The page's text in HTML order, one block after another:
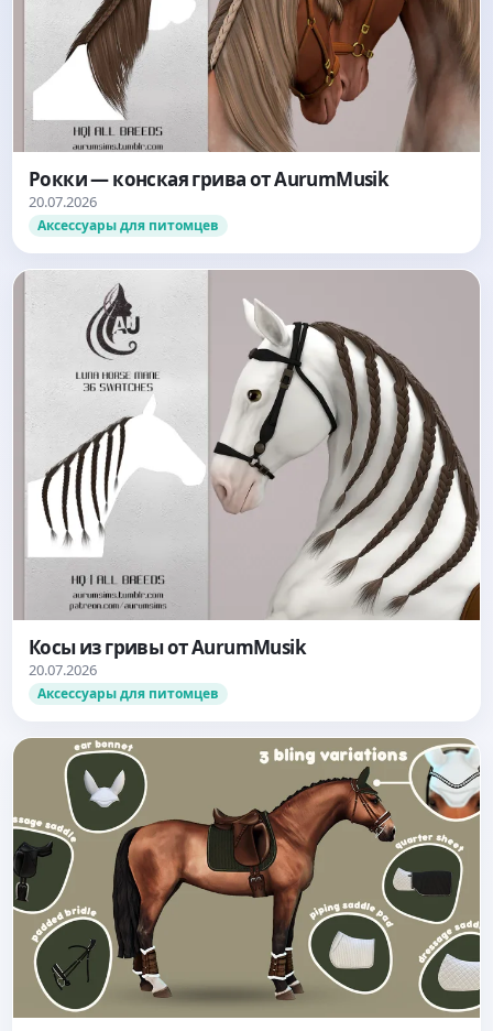
Рокки — конская грива от AurumMusik
20.07.2026
Аксессуары для питомцев
Косы из гривы от AurumMusik
20.07.2026
Аксессуары для питомцев